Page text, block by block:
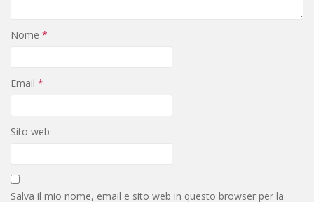
Nome *
Email *
Sito web
Salva il mio nome, email e sito web in questo browser per la